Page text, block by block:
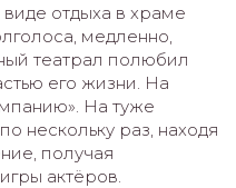
отдыха в храме
медленно,
театрал полюбил
его жизни. На
На туже
нескольку раз, находя
получая
актёров.